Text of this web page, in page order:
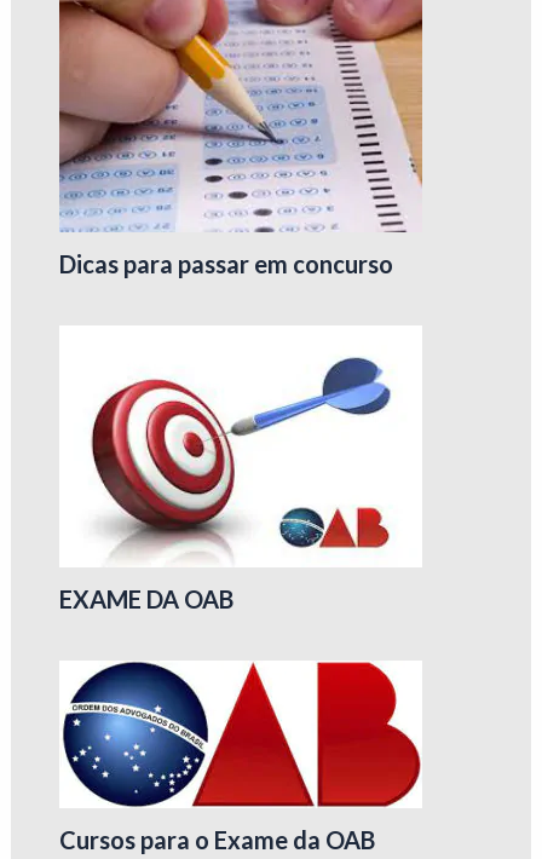
Dicas para passar em concurso
EXAME DA OAB
Cursos para o Exame da OAB